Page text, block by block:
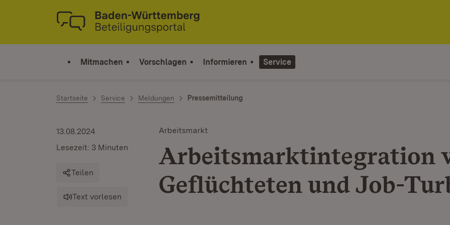
Zum Inhalt springen
Link zur Startseite
Mitmachen Vorschlagen Informieren Service
Startseite Service Meldungen Pressemitteilung
Arbeitsmarkt
Arbeitsmarktintegration
Geflüchteten und Job-
13.08.2024
Lesezeit: 3 Minuten
Teilen
Text vorlesen